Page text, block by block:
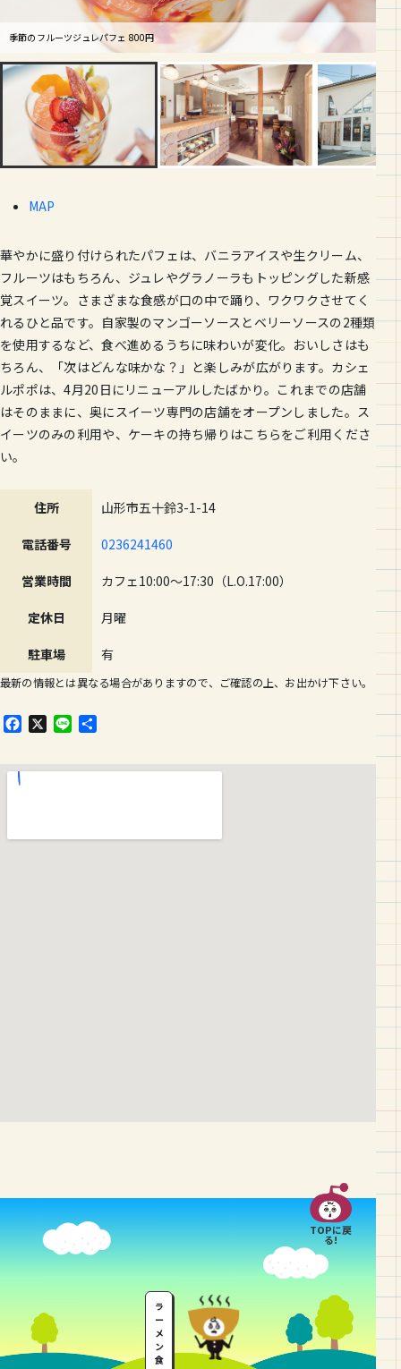
季節のフルーツジュレパフェ 800円
MAP
華やかに盛り付けられたパフェは、バニラアイスや生クリーム、
フルーツはもちろん、ジュレやグラノーラもトッピングした新感
覚スイーツ。さまざまな食感が口の中で踊り、ワクワクさせてく
れるひと品です。自家製のマンゴーソースとベリーソースの2種類
を使用するなど、食べ進めるうちに味わいが変化。おいしさはも
ちろん、「次はどんな味かな？」と楽しみが広がります。カシェ
ルポポは、4月20日にリニューアルしたばかり。これまでの店舗
はそのままに、奥にスイーツ専門の店舗をオープンしました。ス
イーツのみの利用や、ケーキの持ち帰りはこちらをご利用くださ
い。
住所 山形市五十鈴3-1-14
電話番号 0236241460
営業時間 カフェ10:00〜17:30（L.O.17:00）
定休日 月曜
駐車場 有
最新の情報とは異なる場合がありますので、ご確認の上、お出かけ下さい。
F
e
X
L
e
TOPに戻
る!
ラ
ー
メ
ン
食